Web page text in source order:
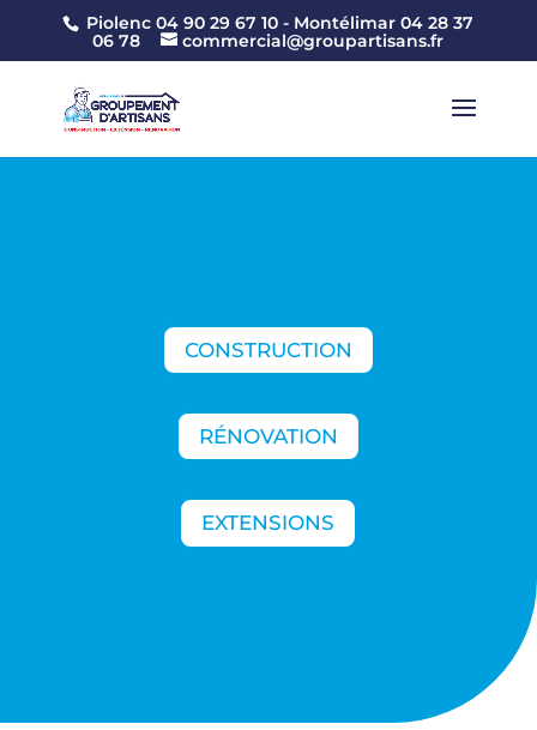
Piolenc 04 90 29 67 10 - Montélimar 04 28 37
06 78
commercial@groupartisans.fr
CONSTRUCTION
RÉNOVATION
EXTENSIONS